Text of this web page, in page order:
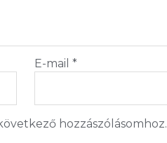
E-mail *
hozzászólásomhoz.